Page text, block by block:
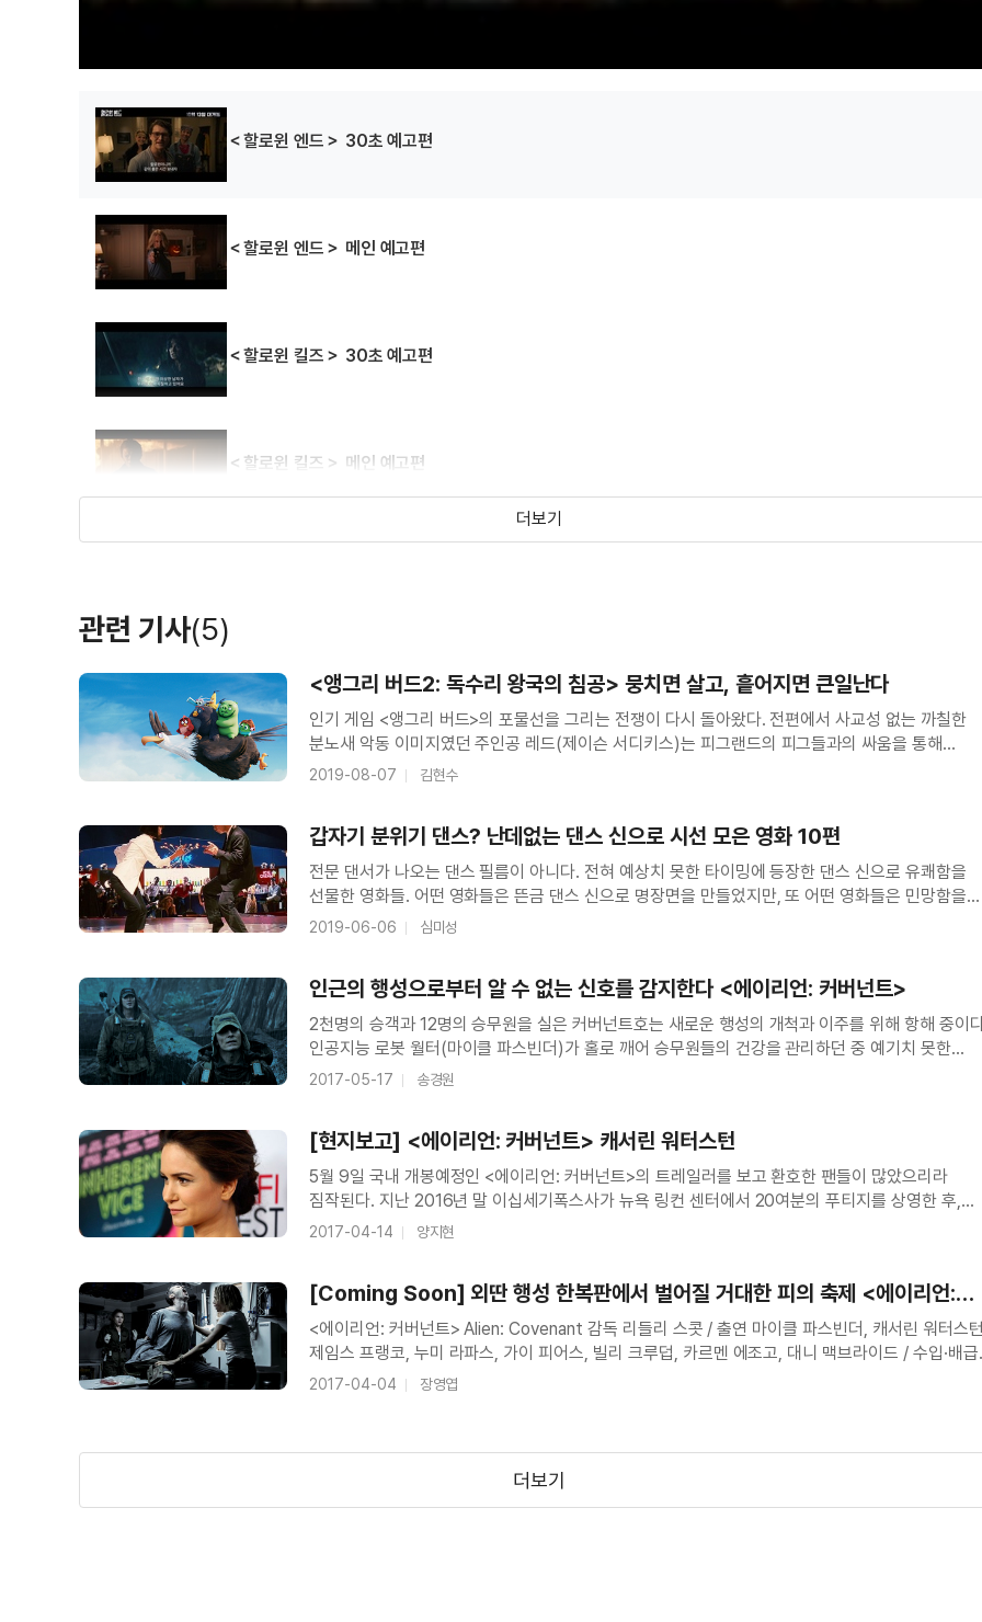
＜할로윈 엔드＞ 30초 예고편
＜할로윈 엔드＞ 메인 예고편
＜할로윈 킬즈＞ 30초 예고편
＜할로윈 킬즈＞ 메인 예고편
＜앵그리 버드 2: 독수리 왕국의 침공＞ 메인 예고편
＜앵그리 버드 2: 독수리 왕국의 침공＞ 티저 예고편
＜에이리언: 커버넌트＞A.I 데이빗＆쇼 박사 비하인드 영상
＜에이리언: 커버넌트＞ 15초 예고편
＜에이리언: 커버넌트＞ A.I. 월터를 소개합니다 영상
＜에이리언: 커버넌트＞ A.I.월터의 탄생 영상
더보기
관련 기사(5)
<앵그리 버드2: 독수리 왕국의 침공> 뭉치면 살고, 흩어지면 큰일난다
인기 게임 <앵그리 버드>의 포물선을 그리는 전쟁이 다시 돌아왔다. 전편에서 사교성 없는 까칠한
분노새 악동 이미지였던 주인공 레드(제이슨 서디키스)는 피그랜드의 피그들과의 싸움을 통해
버드랜드의 영웅으로 자리잡는다. 여전히 피그랜드에는 식신돼마왕 레오나르도(빌 헤이더)가
2019-08-07 김현수
갑자기 분위기 댄스? 난데없는 댄스 신으로 시선 모은 영화 10편
전문 댄서가 나오는 댄스 필름이 아니다. 전혀 예상치 못한 타이밍에 등장한 댄스 신으로 유쾌함을
선물한 영화들. 어떤 영화들은 뜬금 댄스 신으로 명장면을 만들었지만, 또 어떤 영화들은 민망함을
관객의 몫으로 돌리기도 했다. 10편의 영화들을 추려봤다. * 경고! 결말에 대한 스포일러를 포함하고
2019-06-06 심미성
인근의 행성으로부터 알 수 없는 신호를 감지한다 <에이리언: 커버넌트>
2천명의 승객과 12명의 승무원을 실은 커버넌트호는 새로운 행성의 개척과 이주를 위해 항해 중이
인공지능 로봇 월터(마이클 파스빈더)가 홀로 깨어 승무원들의 건강을 관리하던 중 예기치 못한
사고로 수면 중이던 선장이 사망하고 승무원들이 깨어난다. 이들은 커버넌트호를 정비하던 중 인근
2017-05-17 송경원
[현지보고] <에이리언: 커버넌트> 캐서린 워터스턴
5월 9일 국내 개봉예정인 <에이리언: 커버넌트>의 트레일러를 보고 환호한 팬들이 많았으리라
짐작된다. 지난 2016년 말 이십세기폭스사가 뉴욕 링컨 센터에서 20여분의 푸티지를 상영한 후,
수많은 기자들 역시 조금 더 볼 수 없다는 서운함과 완성된 영화를 보게 될 기대감에 환호했다.
2017-04-14 양지현
[Coming Soon] 외딴 행성 한복판에서 벌어질 거대한 피의 축제 <에이리언:
커버넌트> Alien: Covenant
<에이리언: 커버넌트> Alien: Covenant 감독 리들리 스콧 / 출연 마이클 파스빈더, 캐서린 워터스턴,
제임스 프랭코, 누미 라파스, 가이 피어스, 빌리 크루덥, 카르멘 에조고, 대니 맥브라이드 / 수입·배급
이십세기폭스코리아 / 개봉 5월 ‘에이리언’과 리들리 스콧. 두 단어만으로도 이 영화를 기대해야 하는
2017-04-04 장영엽
더보기